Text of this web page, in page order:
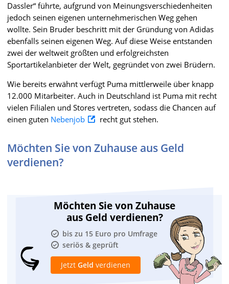
Dassler“ führte, aufgrund von Meinungsverschiedenheiten
jedoch seinen eigenen unternehmerischen Weg gehen
wollte. Sein Bruder beschritt mit der Gründung von Adidas
ebenfalls seinen eigenen Weg. Auf diese Weise entstanden
zwei der weltweit größten und erfolgreichsten
Sportartikelanbieter der Welt, gegründet von zwei Brüdern.
Wie bereits erwähnt verfügt Puma mittlerweile über knapp
12.000 Mitarbeiter. Auch in Deutschland ist Puma mit recht
vielen Filialen und Stores vertreten, sodass die Chancen auf
einen guten Nebenjob recht gut stehen.
Möchten Sie von Zuhause aus Geld
verdienen?
Möchten Sie von Zuhause
aus Geld verdienen?
bis zu 15 Euro pro Umfrage
seriös & geprüft
Jetzt Geld verdienen